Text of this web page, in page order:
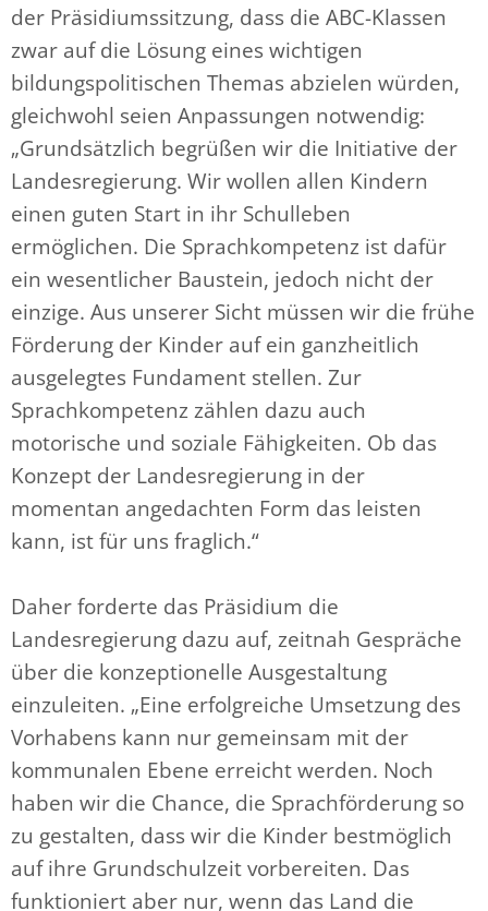
der Präsidiumssitzung, dass die ABC-Klassen
zwar auf die Lösung eines wichtigen
bildungspolitischen Themas abzielen würden,
gleichwohl seien Anpassungen notwendig:
„Grundsätzlich begrüßen wir die Initiative der
Landesregierung. Wir wollen allen Kindern
einen guten Start in ihr Schulleben
ermöglichen. Die Sprachkompetenz ist dafür
ein wesentlicher Baustein, jedoch nicht der
einzige. Aus unserer Sicht müssen wir die frühe
Förderung der Kinder auf ein ganzheitlich
ausgelegtes Fundament stellen. Zur
Sprachkompetenz zählen dazu auch
motorische und soziale Fähigkeiten. Ob das
Konzept der Landesregierung in der
momentan angedachten Form das leisten
kann, ist für uns fraglich.“
Daher forderte das Präsidium die
Landesregierung dazu auf, zeitnah Gespräche
über die konzeptionelle Ausgestaltung
einzuleiten. „Eine erfolgreiche Umsetzung des
Vorhabens kann nur gemeinsam mit der
kommunalen Ebene erreicht werden. Noch
haben wir die Chance, die Sprachförderung so
zu gestalten, dass wir die Kinder bestmöglich
auf ihre Grundschulzeit vorbereiten. Das
funktioniert aber nur, wenn das Land die